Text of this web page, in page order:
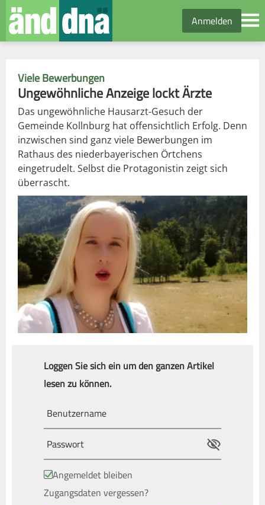
Anmelden
Viele Bewerbungen
Ungewöhnliche Anzeige lockt Ärzte
Das ungewöhnliche Hausarzt-Gesuch der
Gemeinde Kollnburg hat offensichtlich Erfolg. Denn
inzwischen sind ganz viele Bewerbungen im
Rathaus des niederbayerischen Örtchens
eingetrudelt. Selbst die Protagonistin zeigt sich
überrascht.
Loggen Sie sich ein um den ganzen Artikel
lesen zu können.
Angemeldet bleiben
Zugangsdaten vergessen?